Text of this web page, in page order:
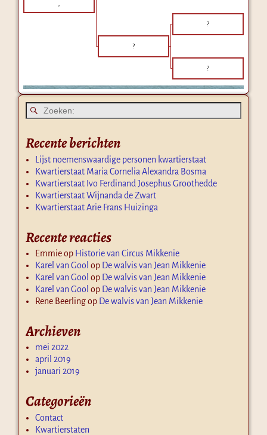
-
?
?
?
Recente berichten
Lijst noemenswaardige personen kwartierstaat
Kwartierstaat Maria Cornelia Alexandra Bosma
Kwartierstaat Ivo Ferdinand Josephus Groothedde
Kwartierstaat Wijnanda de Zwart
Kwartierstaat Arie Frans Huizinga
Recente reacties
Emmieop Historie van Circus Mikkenie
Karel van Gool op De walvis van Jean Mikkenie
Karel van Gool op De walvis van Jean Mikkenie
Karel van Gool op De walvis van Jean Mikkenie
Rene Beerlingop De walvis van Jean Mikkenie
Archieven
mei 2022
april 2019
januari 2019
Categorieën
Contact
Kwartierstaten